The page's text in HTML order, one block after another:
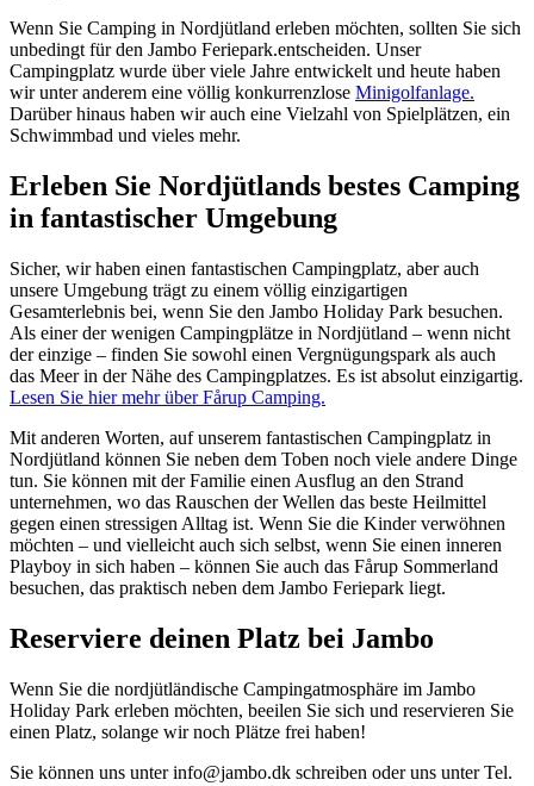
Wenn Sie Camping in Nordjütland erleben möchten, sollten Sie sich
unbedingt für den Jambo Feriepark.entscheiden. Unser
Campingplatz wurde über viele Jahre entwickelt und heute haben
wir unter anderem eine völlig konkurrenzlose Minigolfanlage.
Darüber hinaus haben wir auch eine Vielzahl von Spielplätzen, ein
Schwimmbad und vieles mehr.
Erleben Sie Nordjütlands bestes Camping
in fantastischer Umgebung
Sicher, wir haben einen fantastischen Campingplatz, aber auch
unsere Umgebung trägt zu einem völlig einzigartigen
Gesamterlebnis bei, wenn Sie den Jambo Holiday Park besuchen.
Als einer der wenigen Campingplätze in Nordjütland – wenn nicht
der einzige – finden Sie sowohl einen Vergnügungspark als auch
das Meer in der Nähe des Campingplatzes. Es ist absolut einzigartig.
Lesen Sie hier mehr über Fårup Camping.
Mit anderen Worten, auf unserem fantastischen Campingplatz in
Nordjütland können Sie neben dem Toben noch viele andere Dinge
tun. Sie können mit der Familie einen Ausflug an den Strand
unternehmen, wo das Rauschen der Wellen das beste Heilmittel
gegen einen stressigen Alltag ist. Wenn Sie die Kinder verwöhnen
möchten – und vielleicht auch sich selbst, wenn Sie einen inneren
Playboy in sich haben – können Sie auch das Fårup Sommerland
besuchen, das praktisch neben dem Jambo Feriepark liegt.
Reserviere deinen Platz bei Jambo
Wenn Sie die nordjütländische Campingatmosphäre im Jambo
Holiday Park erleben möchten, beeilen Sie sich und reservieren Sie
einen Platz, solange wir noch Plätze frei haben!
Sie können uns unter info@jambo.dk schreiben oder uns unter Tel.